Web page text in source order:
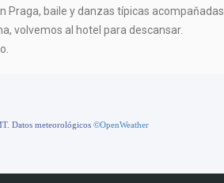
Praga, baile y danzas típicas acompaňadas
volvemos al hotel para descansar.
Datos meteorológicos ©OpenWeather